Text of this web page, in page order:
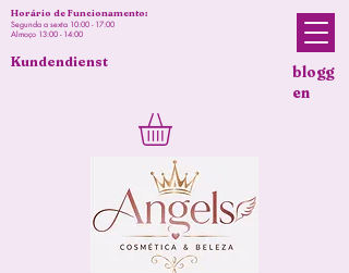
blogg
en
Horário de Funcionamento:
Segunda a sexta 10:00 - 17:00
Almoço 13:00 - 14:00
Kundendienst